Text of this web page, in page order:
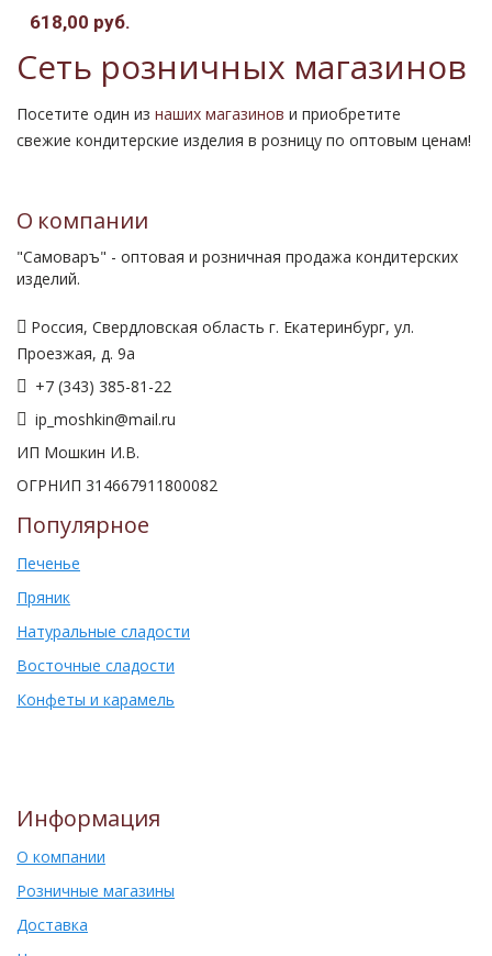
618,00 руб.
Сеть розничных магазинов
Посетите один из наших магазинов и приобретите
свежие кондитерские изделия в розницу по оптовым ценам!
О компании
"Самоваръ" - оптовая и розничная продажа кондитерских
изделий.
Россия, Свердловская область г. Екатеринбург, ул.
Проезжая, д. 9а
+7 (343) 385-81-22
ip_moshkin@mail.ru
ИП Мошкин И.В.
ОГРНИП 314667911800082
Популярное
Печенье
Пряник
Натуральные сладости
Восточные сладости
Конфеты и карамель
Информация
О компании
Розничные магазины
Доставка